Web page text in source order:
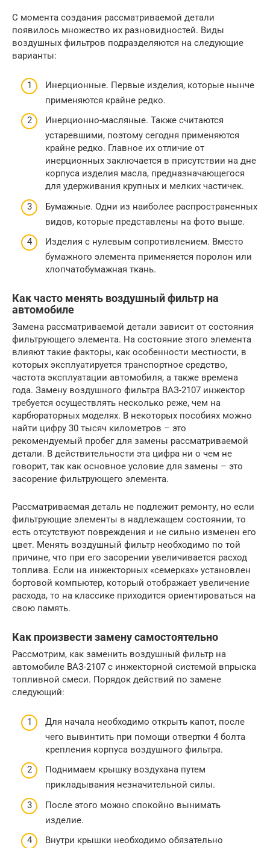
С момента создания рассматриваемой детали
появилось множество их разновидностей. Виды
воздушных фильтров подразделяются на следующие
варианты:
Инерционные. Первые изделия, которые нынче
применяются крайне редко.
Инерционно-масляные. Также считаются
устаревшими, поэтому сегодня применяются
крайне редко. Главное их отличие от
инерционных заключается в присутствии на дне
корпуса изделия масла, предназначающегося
для удерживания крупных и мелких частичек.
Бумажные. Одни из наиболее распространенных
видов, которые представлены на фото выше.
Изделия с нулевым сопротивлением. Вместо
бумажного элемента применяется поролон или
хлопчатобумажная ткань.
Как часто менять воздушный фильтр на
автомобиле
Замена рассматриваемой детали зависит от состояния
фильтрующего элемента. На состояние этого элемента
влияют такие факторы, как особенности местности, в
которых эксплуатируется транспортное средство,
частота эксплуатации автомобиля, а также времена
года. Замену воздушного фильтра ВАЗ-2107 инжектор
требуется осуществлять несколько реже, чем на
карбюраторных моделях. В некоторых пособиях можно
найти цифру 30 тысяч километров – это
рекомендуемый пробег для замены рассматриваемой
детали. В действительности эта цифра ни о чем не
говорит, так как основное условие для замены – это
засорение фильтрующего элемента.
Рассматриваемая деталь не подлежит ремонту, но если
фильтрующие элементы в надлежащем состоянии, то
есть отсутствуют повреждения и не сильно изменен его
цвет. Менять воздушный фильтр необходимо по той
причине, что при его засорении увеличивается расход
топлива. Если на инжекторных «семерках» установлен
бортовой компьютер, который отображает увеличение
расхода, то на классике приходится ориентироваться на
свою память.
Как произвести замену самостоятельно
Рассмотрим, как заменить воздушный фильтр на
автомобиле ВАЗ-2107 с инжекторной системой впрыска
топливной смеси. Порядок действий по замене
следующий:
Для начала необходимо открыть капот, после
чего вывинтить при помощи отвертки 4 болта
крепления корпуса воздушного фильтра.
Поднимаем крышку воздухана путем
прикладывания незначительной силы.
После этого можно спокойно вынимать
изделие.
Внутри крышки необходимо обязательно